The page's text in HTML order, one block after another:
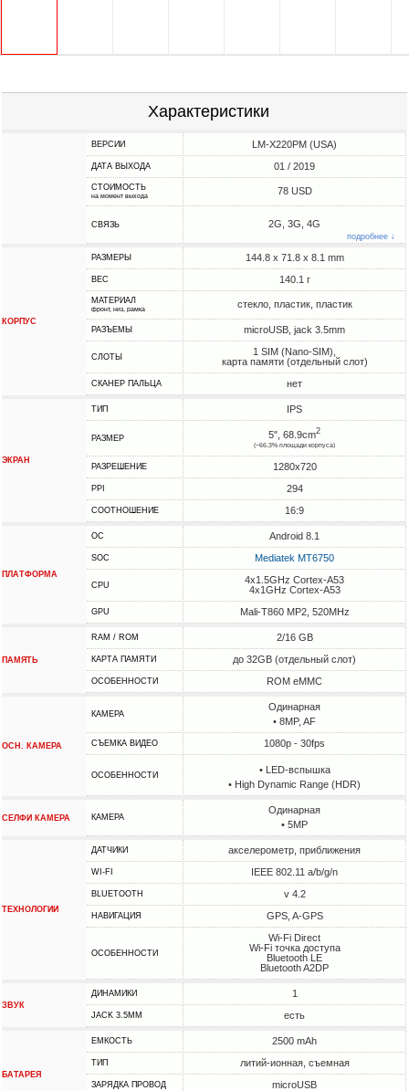
Характеристики
ВЕРСИИ LM-X220PM (USA)
ДАТА ВЫХОДА 01 / 2019
СТОИМОСТЬ
на момент выхода 78 USD
СВЯЗЬ 2G, 3G, 4G
подробнее ↓
КОРПУС
РАЗМЕРЫ 144.8 x 71.8 x 8.1 mm
ВЕС 140.1 г
МАТЕРИАЛ
фронт, низ, рамка стекло, пластик, пластик
РАЗЪЕМЫ microUSB, jack 3.5mm
СЛОТЫ
1 SIM (Nano-SIM),
карта памяти (отдельный слот)
СКАНЕР ПАЛЬЦА нет
ЭКРАН
ТИП IPS
РАЗМЕР 5", 68.9cm2
(~66.3% площади корпуса)
РАЗРЕШЕНИЕ 1280x720
PPI 294
СООТНОШЕНИЕ 16:9
ПЛАТФОРМА
ОС Android 8.1
SOC Mediatek MT6750
CPU
4x1.5GHz Cortex-A53
4x1GHz Cortex-A53
GPU Mali-T860 MP2, 520MHz
ПАМЯТЬ
RAM / ROM 2/16 GB
КАРТА ПАМЯТИ до 32GB (отдельный слот)
ОСОБЕННОСТИ ROM eMMC
ОСН. КАМЕРА
КАМЕРА
Одинарная
• 8MP, AF
СЪЕМКА ВИДЕО 1080p - 30fps
ОСОБЕННОСТИ
• LED-вспышка
• High Dynamic Range (HDR)
СЕЛФИ КАМЕРА КАМЕРА
Одинарная
• 5MP
ТЕХНОЛОГИИ
ДАТЧИКИ акселерометр, приближения
WI-FI IEEE 802.11 a/b/g/n
BLUETOOTH v 4.2
НАВИГАЦИЯ GPS, A-GPS
ОСОБЕННОСТИ
Wi-Fi Direct
Wi-Fi точка доступа
Bluetooth LE
Bluetooth A2DP
ЗВУК
ДИНАМИКИ 1
JACK 3.5MM есть
БАТАРЕЯ
ЕМКОСТЬ 2500 mAh
ТИП литий-ионная, съемная
ЗАРЯДКА ПРОВОД microUSB